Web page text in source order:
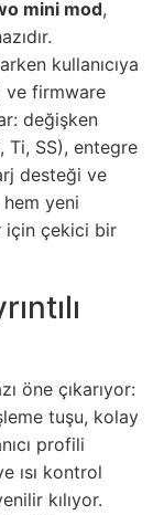
mini mod,
kullanıcıya
ve firmware
değişken
Ti, SS), entegre
desteği ve
yeni
için çekici bir
öne çıkarıyor:
tuşu, kolay
profili
ısı kontrol
kılıyor.